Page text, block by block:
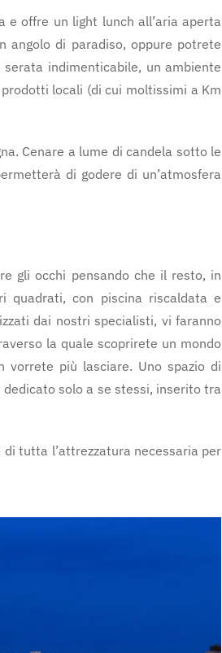
offre un light lunch all’aria aperta
di paradiso, oppure potrete
indimenticabile, un ambiente
locali (di cui moltissimi a Km
Cenare a lume di candela sotto le
di godere di un’atmosfera
gli occhi pensando che il resto, in
quadrati, con piscina riscaldata e
dai nostri specialisti, vi faranno
la quale scoprirete un mondo
vorrete più lasciare. Uno spazio di
solo a se stessi, inserito tra
tutta l’attrezzatura necessaria per